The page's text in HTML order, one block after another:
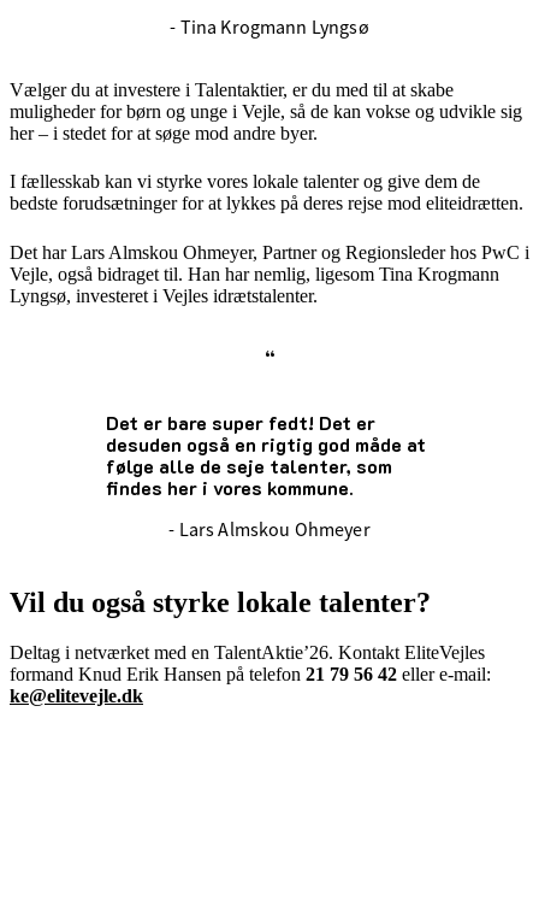
- Tina Krogmann Lyngsø
Vælger du at investere i Talentaktier, er du med til at skabe
muligheder for børn og unge i Vejle, så de kan vokse og udvikle sig
her – i stedet for at søge mod andre byer.
I fællesskab kan vi styrke vores lokale talenter og give dem de
bedste forudsætninger for at lykkes på deres rejse mod eliteidrætten.
Det har Lars Almskou Ohmeyer, Partner og Regionsleder hos PwC i
Vejle, også bidraget til. Han har nemlig, ligesom Tina Krogmann
Lyngsø, investeret i Vejles idrætstalenter.
“
Det er bare super fedt! Det er
desuden også en rigtig god måde at
følge alle de seje talenter, som
findes her i vores kommune.
- Lars Almskou Ohmeyer
Vil du også styrke lokale talenter?
Deltag i netværket med en TalentAktie’26. Kontakt EliteVejles
formand Knud Erik Hansen på telefon 21 79 56 42 eller e-mail:
ke@elitevejle.dk